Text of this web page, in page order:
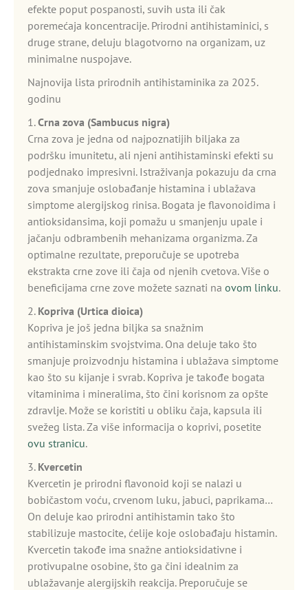
efekte poput pospanosti, suvih usta ili čak
poremećaja koncentracije. Prirodni antihistaminici, s
druge strane, deluju blagotvorno na organizam, uz
minimalne nuspojave.
Najnovija lista prirodnih antihistaminika za 2025.
godinu
1.Crna zova (Sambucus nigra)
Crna zova je jedna od najpoznatijih biljaka za
podršku imunitetu, ali njeni antihistaminski efekti su
podjednako impresivni. Istraživanja pokazuju da crna
zova smanjuje oslobađanje histamina i ublažava
simptome alergijskog rinisa. Bogata je flavonoidima i
antioksidansima, koji pomažu u smanjenju upale i
jačanju odbrambenih mehanizama organizma. Za
optimalne rezultate, preporučuje se upotreba
ekstrakta crne zove ili čaja od njenih cvetova. Više o
beneficijama crne zove možete saznati na ovom linku.
2. Kopriva (Urtica dioica)
Kopriva je još jedna biljka sa snažnim
antihistaminskim svojstvima. Ona deluje tako što
smanjuje proizvodnju histamina i ublažava simptome
kao što su kijanje i svrab. Kopriva je takođe bogata
vitaminima i mineralima, što čini korisnom za opšte
zdravlje. Može se koristiti u obliku čaja, kapsula ili
svežeg lista. Za više informacija o koprivi, posetite
ovu stranicu.
3. Kvercetin
Kvercetin je prirodni flavonoid koji se nalazi u
bobičastom voću, crvenom luku, jabuci, paprikama…
On deluje kao prirodni antihistamin tako što
stabilizuje mastocite, ćelije koje oslobađaju histamin.
Kvercetin takođe ima snažne antioksidativne i
protivupalne osobine, što ga čini idealnim za
ublažavanje alergijskih reakcija. Preporučuje se